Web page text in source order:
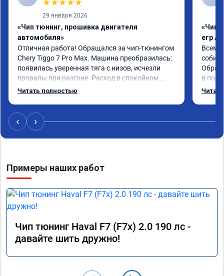
★★★★★
29 января 2026
«Чип тюнинг, прошивка двигателя
автомобиля»
Отличная работа! Обращался за чип-тюнингом
Chery Tiggo 7 Pro Max. Машина преобразилась:
появилась уверенная тяга с низов, исчезли
провалы при разгоне. Расход в спокойном
режиме даже немного снизился. Все сделали
Читать полностью
«Чип
егр
Всем
в
‹ ›
Примеры наших работ
Чип тюнинг Haval F7 (F7x) 2.0 190 лс -
давайте шить дружно!